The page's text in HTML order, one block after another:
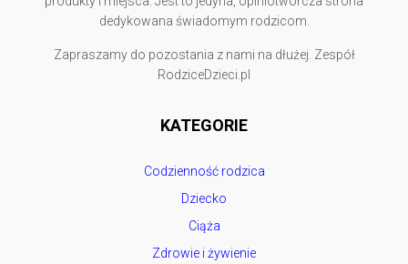
dedykowana świadomym rodzicom.
Zapraszamy do pozostania z nami na dłużej. Zespół
RodziceDzieci.pl
KATEGORIE
Codzienność rodzica
Dziecko
Ciąża
Zdrowie i żywienie